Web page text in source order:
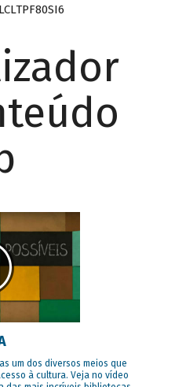
um dos diversos meios que
à cultura. Veja no vídeo